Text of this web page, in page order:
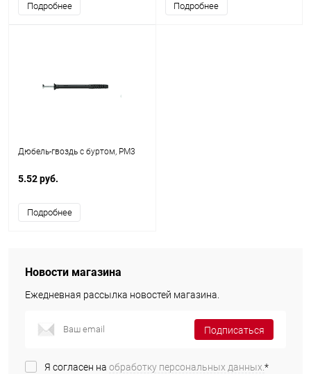
Подробнее Подробнее
Дюбель-гвоздь с буртом, PM3
5.52 руб.
Подробнее
Новости магазина
Ежедневная рассылка новостей магазина.
Подписаться
Я согласен на обработку персональных данных.*